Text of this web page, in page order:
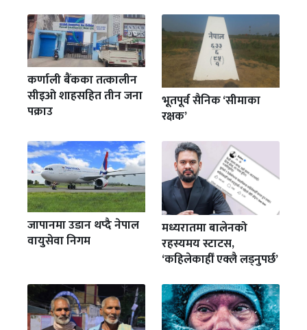
कर्णाली बैंकका तत्कालीन
सीइओ शाहसहित तीन जना
पक्राउ
भूतपूर्व सैनिक ‘सीमाका
रक्षक’
जापानमा उडान थप्दै नेपाल
वायुसेवा निगम
मध्यरातमा बालेनको
रहस्यमय स्टाटस,
‘कहिलेकाहीँ एक्लै लड्नुपर्छ’